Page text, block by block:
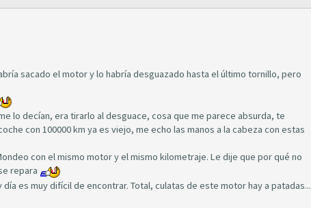
sacado el motor y lo habría desguazado hasta el último tornillo, pero
lo decían, era tirarlo al desguace, cosa que me parece absurda, te
con 100000 km ya es viejo, me echo las manos a la cabeza con estas
con el mismo motor y el mismo kilometraje. Le dije que por qué no
repara
es muy difícil de encontrar. Total, culatas de este motor hay a patadas...